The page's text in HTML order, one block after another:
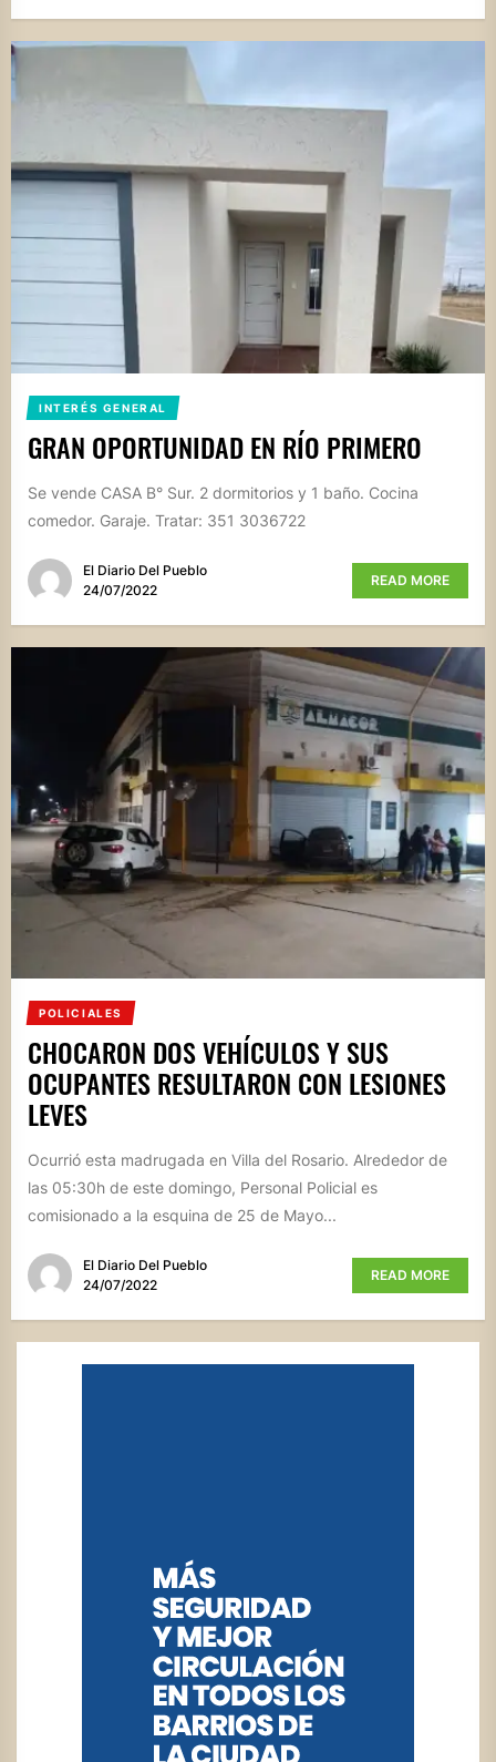
INTERÉS GENERAL
GRAN OPORTUNIDAD EN RÍO PRIMERO
Se vende CASA B° Sur. 2 dormitorios y 1 baño. Cocina
comedor. Garaje. Tratar: 351 3036722
El Diario Del Pueblo
24/07/2022
READ MORE
POLICIALES
CHOCARON DOS VEHÍCULOS Y SUS
OCUPANTES RESULTARON CON LESIONES
LEVES
Ocurrió esta madrugada en Villa del Rosario. Alrededor de
las 05:30h de este domingo, Personal Policial es
comisionado a la esquina de 25 de Mayo...
El Diario Del Pueblo
24/07/2022
READ MORE